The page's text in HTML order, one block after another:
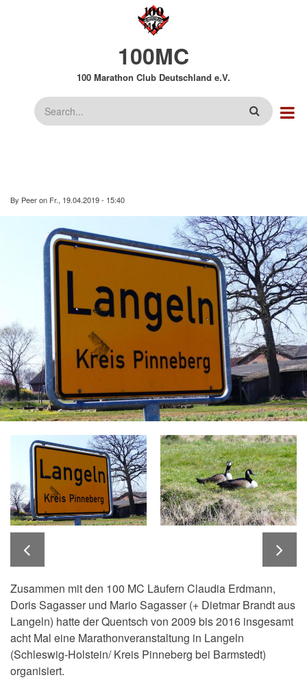
100MC
100 Marathon Club Deutschland e.V.
Suche
By Peeron Fr., 19.04.2019 - 15:40
Zusammen mit den 100 MC Läufern Claudia Erdmann,
Doris Sagasser und Mario Sagasser (+ Dietmar Brandt aus
Langeln) hatte der Quentsch von 2009 bis 2016 insgesamt
acht Mal eine Marathonveranstaltung in Langeln
(Schleswig-Holstein/ Kreis Pinneberg bei Barmstedt)
organisiert.